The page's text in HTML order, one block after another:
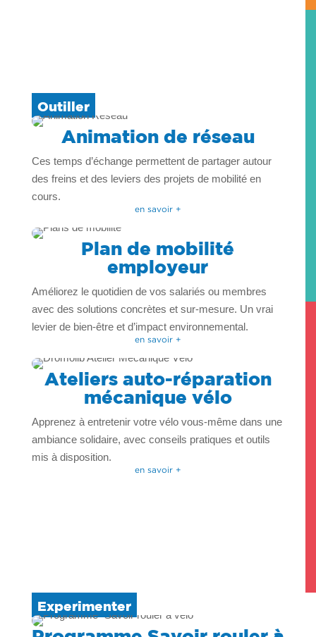
Outiller
Animation de réseau
Ces temps d’échange permettent de partager autour
des freins et des leviers des projets de mobilité en
cours.
en savoir +
Plan de mobilité
employeur
Améliorez le quotidien de vos salariés ou membres
avec des solutions concrètes et sur-mesure. Un vrai
levier de bien-être et d’impact environnemental.
en savoir +
Ateliers auto-réparation
mécanique vélo
Apprenez à entretenir votre vélo vous-même dans une
ambiance solidaire, avec conseils pratiques et outils
mis à disposition.
en savoir +
Experimenter